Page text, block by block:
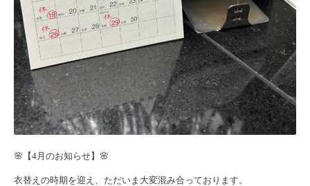
🌸【4月のお知らせ】🌸
衣替えの時期を迎え、ただいま大変混み合っております。